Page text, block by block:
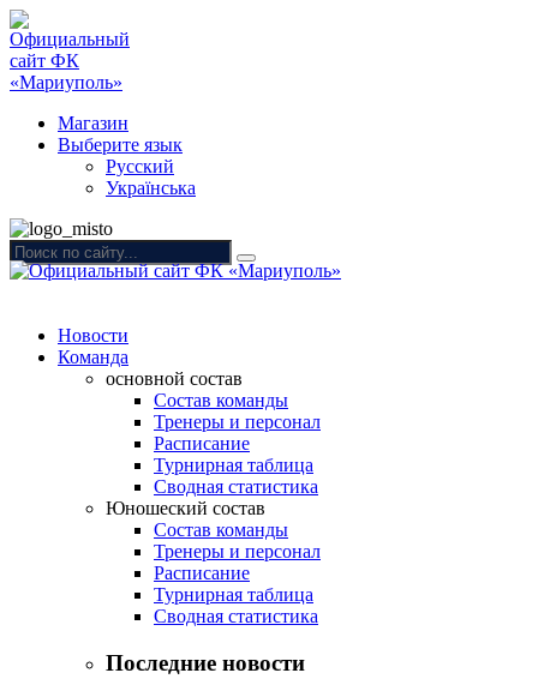
Магазин
Выберите язык
Русский
Українська
Новости
Команда
основной состав
Состав команды
Тренеры и персонал
Расписание
Турнирная таблица
Сводная статистика
Юношеский состав
Состав команды
Тренеры и персонал
Расписание
Турнирная таблица
Сводная статистика
Последние новости